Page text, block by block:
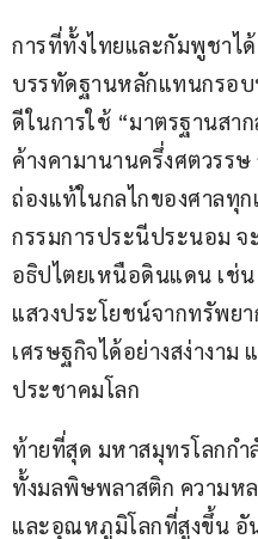
การที่ทั้งไทยและกัมพูชาไ
บรรทัดฐานหลักแทนกรอบ
ดีในการใช้ “มาตรฐานสา
ค้างคามานานครึ่งศตวรรษ
ถ่องแท้ในกลไกของศาลทุ
กรรมการประนีประนอม จ
อธิปไตยเหนือดินแดน เช่
แสวงประโยชน์จากทรัพย
เศรษฐกิจได้อย่างสง่างาม
ประชาคมโลก
ท้ายที่สุด มหาสมุทรโลกก
ทั้งมลพิษพลาสติก ความห
และอุณหภูมิโลกที่สูงขึ้น อั